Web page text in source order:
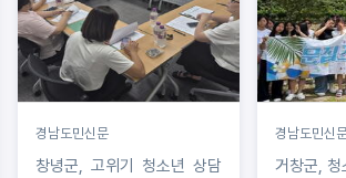
경남도민신문
창녕군, 고위기 청소년 상담
경남도민신
거창군, 청